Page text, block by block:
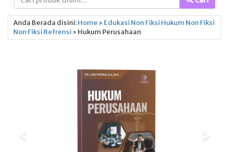
Anda Berada disini:Home › Edukasi Non Fiksi Hukum Non Fiksi
Non Fiksi Refrensi › Hukum Perusahaan